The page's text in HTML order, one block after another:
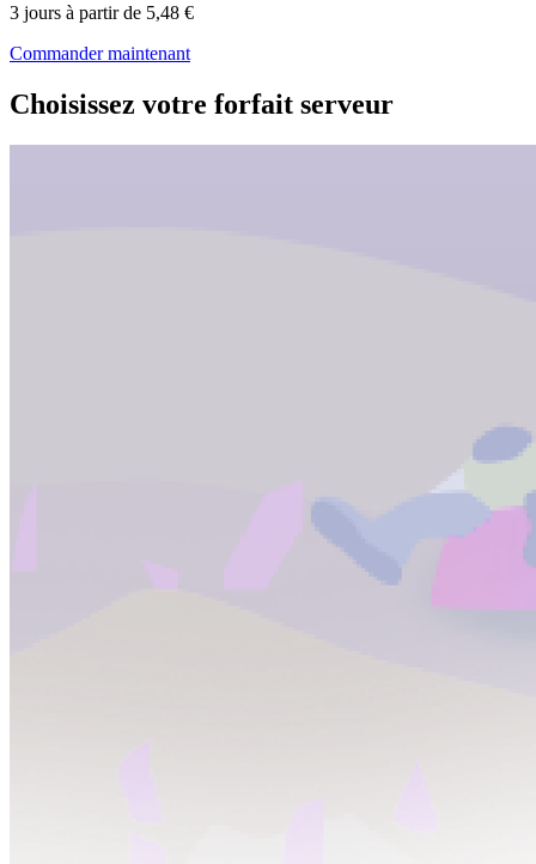
3 jours à partir de 5,48 €
Commander maintenant
Choisissez votre forfait serveur